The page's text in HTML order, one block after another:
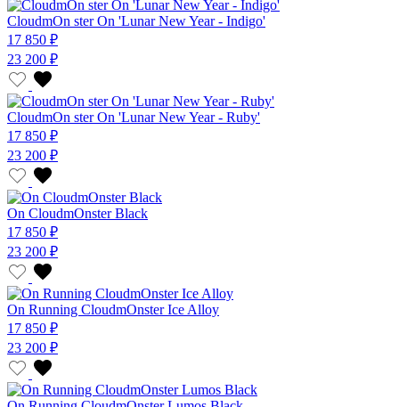
CloudmOn ster On 'Lunar New Year - Indigo'
17 850 ₽
23 200 ₽
CloudmOn ster On 'Lunar New Year - Ruby'
17 850 ₽
23 200 ₽
On CloudmOnster Black
17 850 ₽
23 200 ₽
On Running CloudmOnster Ice Alloy
17 850 ₽
23 200 ₽